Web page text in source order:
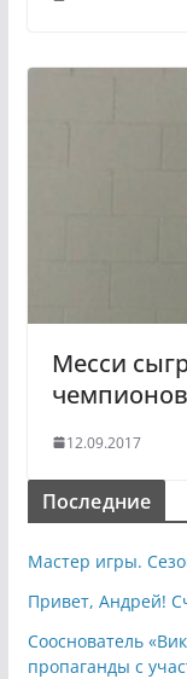
Месси
12.09.2017
Последние
Мастер игры.
Привет, Андрей!
Сооснователь
пропаганды с